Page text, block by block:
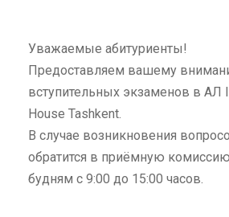
Уважаемые абитуриенты!
Предоставляем вашему
вступительных экзаменов в АЛ
House Tashkent.
В случае возникновения
обратится в приёмную
будням с 9:00 до 15:00 часов.